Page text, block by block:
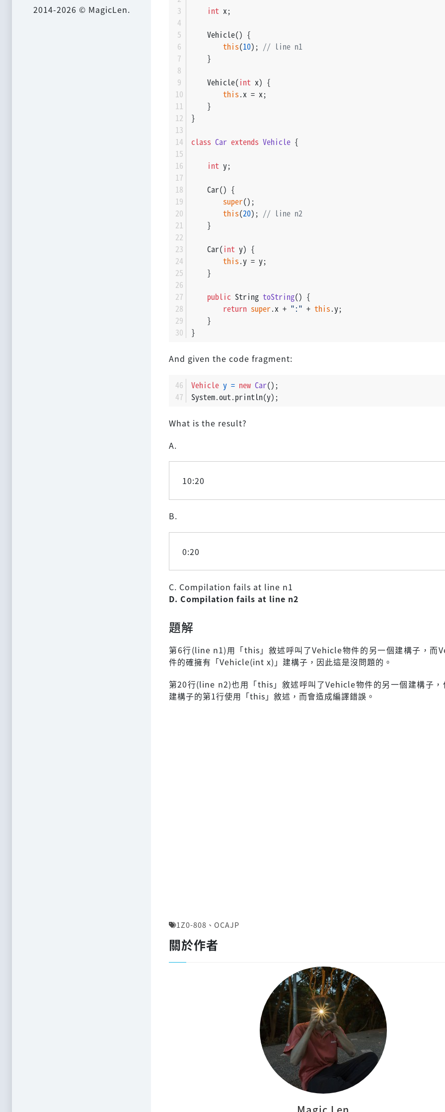
2014-2026 © MagicLen.
int x;
    Vehicle() {
this(10); // line n1
    }
    Vehicle(
int x) {
this.x = x;
    }
}
class Car extends Vehicle {
int y;
    Car() {
super();
this(20); // line n2
    }
    Car(
int y) {
this.y = y;
    }
public String toString() {
return super.x + ":" + this.y;
    }
}
And given the code fragment:
Vehicle y = new Car();
System.out.println(y);
What is the result?
A.
10:20
B.
0:20
C. Compilation fails at line n1
D. Compilation fails at line n2
題解
第6行(line n1)用「this」敘述呼叫了Vehicle物件的另一個建構子，而
件的確擁有「Vehicle(int x)」建構子，因此這是沒問題的。
第20行(line n2)也用「this」敘述呼叫了Vehicle物件的另一個建構子，
建構子的第1行使用「this」敘述，而會造成編譯錯誤。
1Z0-808 、 OCAJP
關於作者